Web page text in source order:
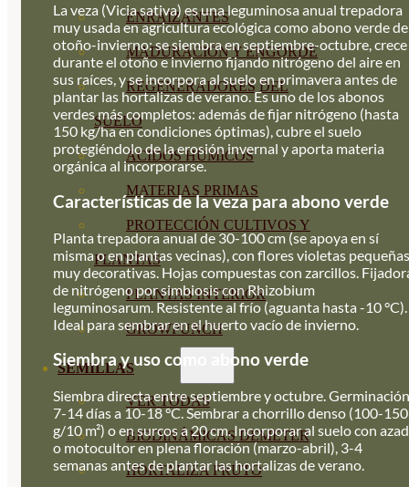
ENRAIZANTES
MADURACIÓN Y ENGORDE
REGENERADORES DEL
SUELO
ÁCIDOS HÚMICOS
MATERIAS PRIMAS
PROTECCIÓN CULTIVOS Y
PLANTAS
PLANTAS INTERIOR
GROWPUNCH
SEMILLAS
VER TODAS
BIODINÁMICAS DEMETER
HORTALIZA FRUTO
La veza (Vicia sativa) es una leguminosa anual trepadora
muy usada en agricultura ecológica como abono verde de
otoño-invierno: se siembra en septiembre-octubre, crece
durante el otoño e invierno fijando nitrógeno del aire en
sus raíces, y se incorpora al suelo en primavera antes de
plantar las hortalizas de verano. Es uno de los abonos
verdes más completos: además de fijar nitrógeno (hasta
150 kg/ha en condiciones óptimas), cubre el suelo
protegiéndolo de la erosión invernal y aporta materia
orgánica al incorporarse.
Características de la veza para abono verde
Planta trepadora anual de 30-100 cm (se apoya en sí
misma o en plantas vecinas), con flores violetas pequeñas
muy decorativas. Hojas compuestas con zarcillos.
de nitrógeno por simbiosis con Rhizobium
leguminosarum. Resistente al frío (aguanta hasta -10 °C).
Ideal para sembrar en el huerto vacío de invierno.
Siembra y uso como abono verde
Siembra directa entre septiembre y octubre.
7-14 días a 10-18 °C. Sembrar a chorrillo denso (100-150
g/10 m²) o en surcos a 20 cm. Incorporar al suelo con
o motocultor en plena floración (marzo-abril), 3-4
semanas antes de plantar las hortalizas de verano.